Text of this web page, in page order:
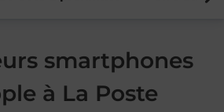
smartphones
à La Poste